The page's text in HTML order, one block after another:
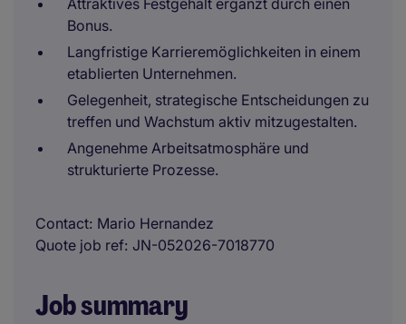
Attraktives Festgehalt ergänzt durch einen
Bonus.
Langfristige Karrieremöglichkeiten in einem
etablierten Unternehmen.
Gelegenheit, strategische Entscheidungen zu
treffen und Wachstum aktiv mitzugestalten.
Angenehme Arbeitsatmosphäre und
strukturierte Prozesse.
Contact Mario Hernandez
Quote job ref JN-052026-7018770
Job summary